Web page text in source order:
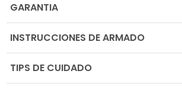
GARANTIA
INSTRUCCIONES DE ARMADO
TIPS DE CUIDADO